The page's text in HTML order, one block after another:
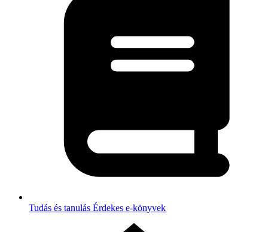
Tudás és tanulás Érdekes e-könyvek